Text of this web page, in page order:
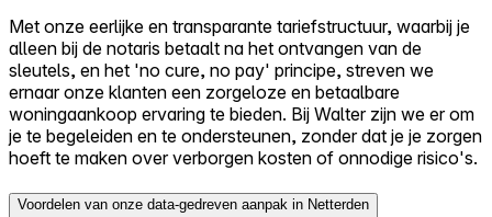
Met onze eerlijke en transparante tariefstructuur, waarbij je
alleen bij de notaris betaalt na het ontvangen van de
sleutels, en het 'no cure, no pay' principe, streven we
ernaar onze klanten een zorgeloze en betaalbare
woningaankoop ervaring te bieden. Bij Walter zijn we er om
je te begeleiden en te ondersteunen, zonder dat je je zorgen
hoeft te maken over verborgen kosten of onnodige risico's.
Voordelen van onze data-gedreven aanpak in Netterden